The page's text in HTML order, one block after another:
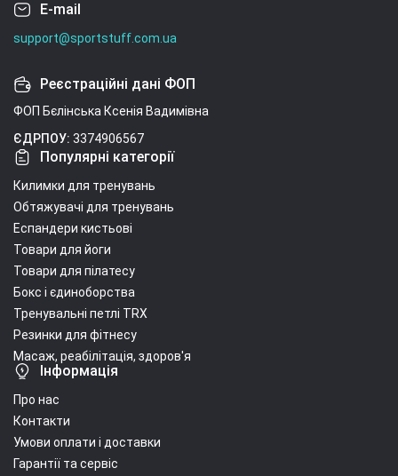
E-mail
support@sportstuff.com.ua
Реєстраційні дані ФОП
ФОП Бєлінська Ксенія Вадимівна
ЄДРПОУ: 3374906567
Популярні категорії
Килимки для тренувань
Обтяжувачі для тренувань
Еспандери кистьові
Товари для йоги
Товари для пілатесу
Бокс і єдиноборства
Тренувальні петлі TRX
Резинки для фітнесу
Масаж, реабілітація, здоров'я
Інформація
Про нас
Контакти
Умови оплати і доставки
Гарантії та сервіс